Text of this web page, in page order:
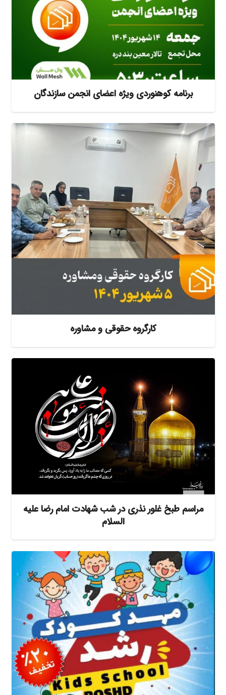
برنامه کوهنوردی ویژه اعضای انجمن سازندگان
کارگروه حقوقی و مشاوره
مراسم طبخ غلور نذری در شب شهادت امام رضا علیه
السلام